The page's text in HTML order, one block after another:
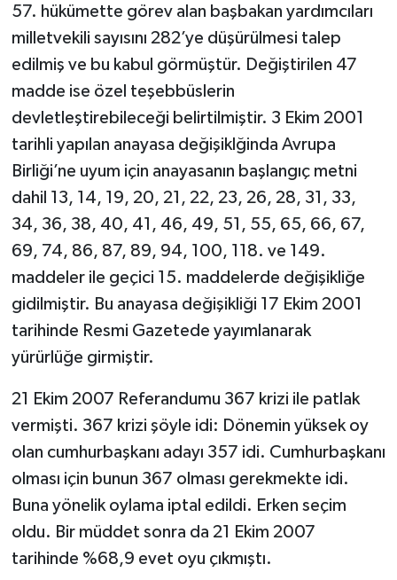
57. hükümette görev alan başbakan yardımcıları
milletvekili sayısını 282’ye düşürülmesi talep
edilmiş ve bu kabul görmüştür. Değiştirilen 47
madde ise özel teşebbüslerin
devletleştirebileceği belirtilmiştir. 3 Ekim 2001
tarihli yapılan anayasa değişiklğinda Avrupa
Birliği’ne uyum için anayasanın başlangıç metni
dahil 13, 14, 19, 20, 21, 22, 23, 26, 28, 31, 33,
34, 36, 38, 40, 41, 46, 49, 51, 55, 65, 66, 67,
69, 74, 86, 87, 89, 94, 100, 118. ve 149.
maddeler ile geçici 15. maddelerde değişikliğe
gidilmiştir. Bu anayasa değişikliği 17 Ekim 2001
tarihinde Resmi Gazetede yayımlanarak
yürürlüğe girmiştir.
21 Ekim 2007 Referandumu 367 krizi ile patlak
vermişti. 367 krizi şöyle idi: Dönemin yüksek oy
olan cumhurbaşkanı adayı 357 idi. Cumhurbaşkanı
olması için bunun 367 olması gerekmekte idi.
Buna yönelik oylama iptal edildi. Erken seçim
oldu. Bir müddet sonra da 21 Ekim 2007
tarihinde %68,9 evet oyu çıkmıştı.